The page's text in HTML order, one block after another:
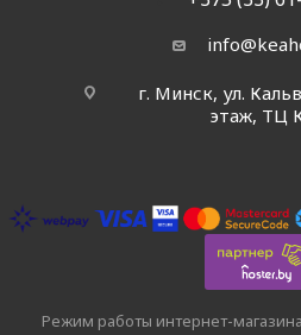
г. Минск, ул.
этаж, ТЦ
Режим работы интернет-